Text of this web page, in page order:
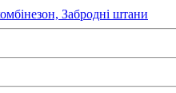
Забродні штани